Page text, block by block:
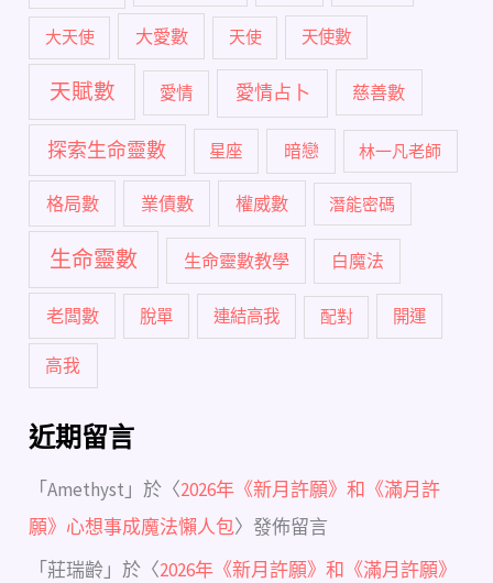
大天使 大愛數 天使 天使數
天賦數 愛情 愛情占卜 慈善數
探索生命靈數 星座 暗戀 林一凡老師
格局數 業債數 權威數 潛能密碼
生命靈數 生命靈數教學 白魔法
老闆數 脫單 連結高我 配對 開運
高我
近期留言
「Amethyst 」於〈2026年《新月許願》和《滿月許
願》心想事成魔法懶人包〉發佈留言
「莊瑞齡 」於〈2026年《新月許願》和《滿月許願》